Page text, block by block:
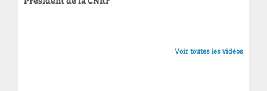
Voir toutes les vidéos